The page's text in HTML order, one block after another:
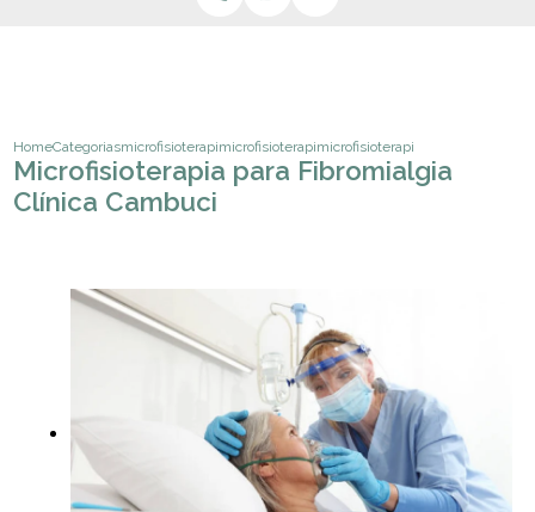
HomeCategoriasmicrofisioterapiamicrofisioterapia para enxaqueca
microfisioterapia para
Microfisioterapia para Fibromialgia
Clínica Cambuci